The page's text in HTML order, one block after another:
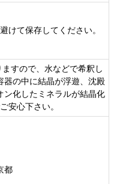
けて保存してください。
すので、水などで希釈し
器の中に結晶が浮遊、沈殿
ン化したミネラルが結晶化
安心下さい。
都